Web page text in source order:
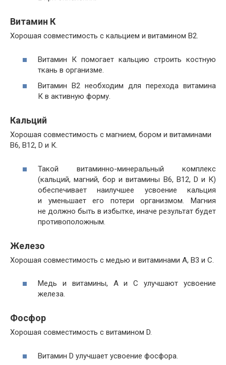
Витамин К
Хорошая совместимость с кальцием и витамином B2.
Витамин К помогает кальцию строить костную
ткань в организме.
Витамин B2 необходим для перехода витамина
К в активную форму.
Кальций
Хорошая совместимость с магнием, бором и витаминами
В6, В12, D и К.
Такой витаминно-минеральный комплекс
(кальций, магний, бор и витамины В6, В12, D и К)
обеспечивает наилучшее усвоение кальция
и уменьшает его потери организмом. Магния
не должно быть в избытке, иначе результат будет
противоположным.
Железо
Хорошая совместимость с медью и витаминами А, B3 и С.
Медь и витамины, А и С улучшают усвоение
железа.
Фосфор
Хорошая совместимость с витамином D.
Витамин D улучшает усвоение фосфора.